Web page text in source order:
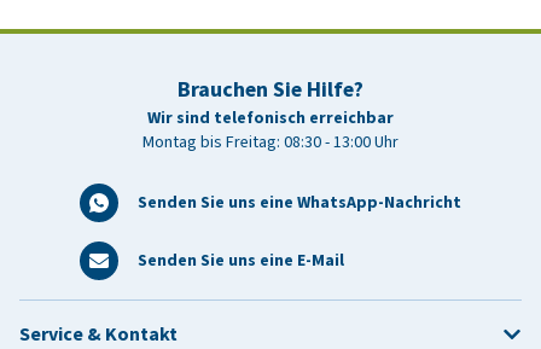
Brauchen Sie Hilfe?
Wir sind telefonisch erreichbar
Montag bis Freitag: 08:30 - 13:00 Uhr
Senden Sie uns eine WhatsApp-Nachricht
Senden Sie uns eine E-Mail
Service & Kontakt